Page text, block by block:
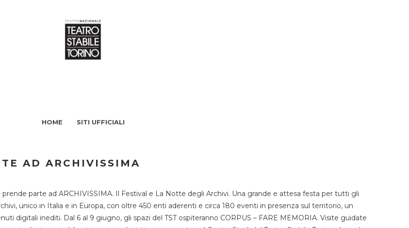
HOME SITI UFFICIALI
AD ARCHIVISSIMA
parte ad ARCHIVISSIMA. Il Festival e La Notte degli Archivi. Una grande e attesa festa per tutti gli
unico in Italia e in Europa, con oltre 450 enti aderenti e circa 180 eventi in presenza sul territorio, un
digitali inediti. Dal 6 al 9 giugno, gli spazi del TST ospiteranno CORPUS – FARE MEMORIA. Visite guidate